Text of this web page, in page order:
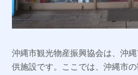
沖縄市観光物産振興協会は、沖
供施設です。ここでは、沖縄市